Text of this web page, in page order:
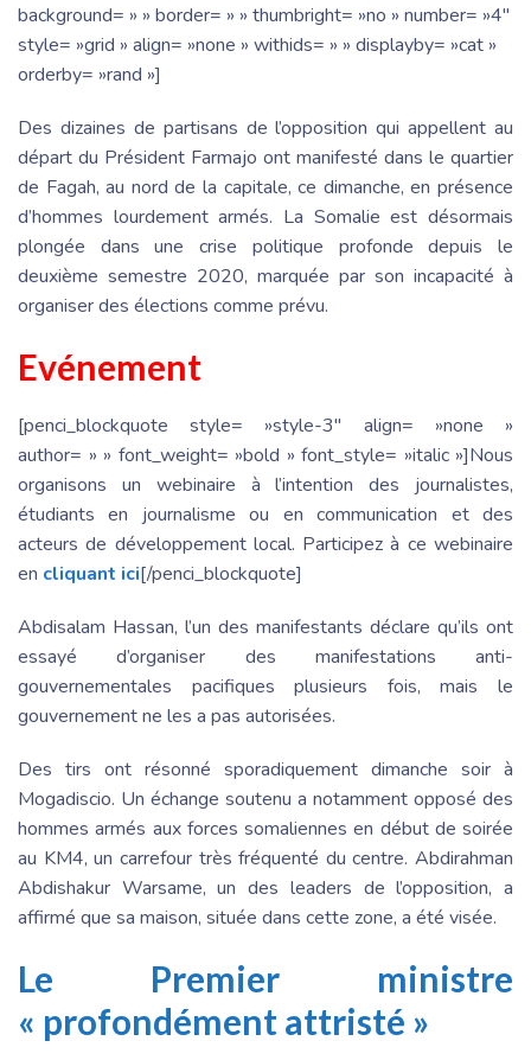
background= » » border= » » thumbright= »no » number= »4″
style= »grid » align= »none » withids= » » displayby= »cat »
orderby= »rand »]
Des dizaines de partisans de l’opposition qui appellent au
départ du Président Farmajo ont manifesté dans le quartier
de Fagah, au nord de la capitale, ce dimanche, en présence
d’hommes lourdement armés. La Somalie est désormais
plongée dans une crise politique profonde depuis le
deuxième semestre 2020, marquée par son incapacité à
organiser des élections comme prévu.
Evénement
[penci_blockquote style= »style-3″ align= »none »
author= » » font_weight= »bold » font_style= »italic »]Nous
organisons un webinaire à l’intention des journalistes,
étudiants en journalisme ou en communication et des
acteurs de développement local. Participez à ce webinaire
en cliquant ici[/penci_blockquote]
Abdisalam Hassan, l’un des manifestants déclare qu’ils ont
essayé d’organiser des manifestations anti-
gouvernementales pacifiques plusieurs fois, mais le
gouvernement ne les a pas autorisées.
Des tirs ont résonné sporadiquement dimanche soir à
Mogadiscio. Un échange soutenu a notamment opposé des
hommes armés aux forces somaliennes en début de soirée
au KM4, un carrefour très fréquenté du centre. Abdirahman
Abdishakur Warsame, un des leaders de l’opposition, a
affirmé que sa maison, située dans cette zone, a été visée.
Le Premier ministre
« profondément attristé »